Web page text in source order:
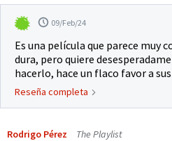
09/Feb/24
Es una película que parece muy
dura, pero quiere
hacerlo, hace un flaco favor a
Reseña completa
Rodrigo Pérez The Playlist